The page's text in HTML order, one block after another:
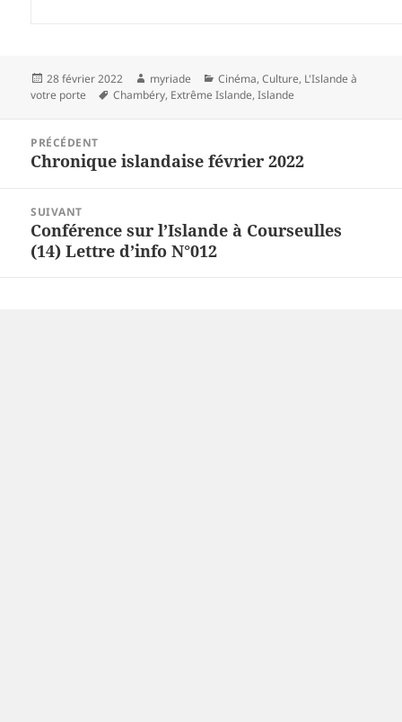
Publié
le
28 février 2022 Auteur
myriade Catégories
Cinéma,Culture, L'Islande à
votre porte
Mots-
Chambéry, Extrême Islande,Islande
l’article
PRÉCÉDENT
Article
Chronique islandaise février 2022
SUIVANT
Article
suivant :
Conférence sur l’Islande à Courseulles
(14) Lettre d’info N°012